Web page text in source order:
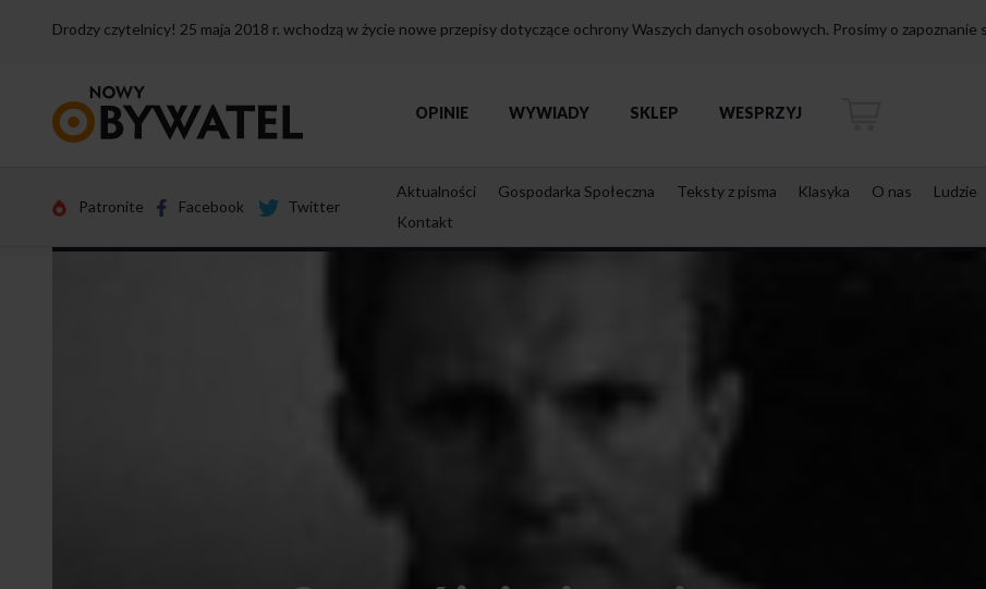
Drodzy czytelnicy! 25 maja 2018 r. wchodzą w życie nowe przepisy dotyczące ochrony Waszych danych osobowych. Prosimy o zapoznanie
strony
OPINIE WYWIADY SKLEP WESPRZYJ
Patronite Facebook Twitter
Aktualności Gospodarka Społeczna Teksty z pisma Klasyka O nas
Ludzie
Kontakt